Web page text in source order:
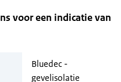
voor een indicatie van
Bluedec -
gevelisolatie